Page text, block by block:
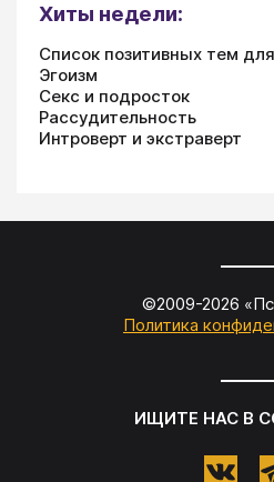
Хиты недели:
Список позитивных тем
Эгоизм
Секс и подросток
Рассудительность
Интроверт и экстраверт
©2009-2026 «
Политика
ИЩИТЕ НАС В